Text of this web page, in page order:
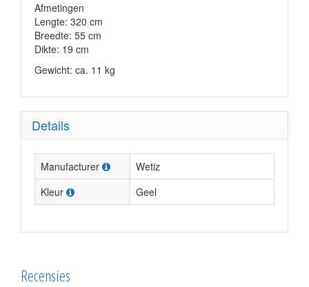
Afmetingen
Lengte: 320 cm
Breedte: 55 cm
Dikte: 19 cm
Gewicht: ca. 11 kg
Details
Manufacturer
Wetiz
Kleur
Geel
Recensies